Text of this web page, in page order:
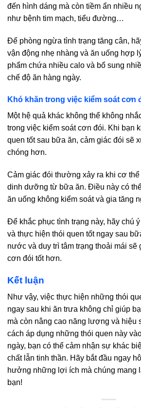
đến hình dáng mà còn tiềm ẩn nhiều
như bệnh tim mạch, tiểu đường…
Để phòng ngừa tình trạng tăng cân,
vận động nhẹ nhàng và ăn uống hợp
phẩm chứa nhiều calo và bổ sung
chế độ ăn hàng ngày.
Khó khăn trong việc kiểm soát cơn
Một hệ quả khác không thể không
trong việc kiểm soát cơn đói. Khi bạn
quen tốt sau bữa ăn, cảm giác đói sẽ
chóng hơn.
Cảm giác đói thường xảy ra khi cơ thể
dinh dưỡng từ bữa ăn. Điều này có
ăn uống không kiểm soát và gia tăng
Để khắc phục tình trạng này, hãy chú
và thực hiện thói quen tốt ngay sau
nước và duy trì tâm trạng thoải mái sẽ
cơn đói tốt hơn.
Kết luận
Như vậy, việc thực hiện những thói
ngay sau khi ăn trưa không chỉ giúp
mà còn nâng cao năng lượng và hiệu
cách áp dụng những thói quen này
ngày, bạn có thể cảm nhận sự khác
chất lẫn tinh thần. Hãy bắt đầu ngay
hưởng những lợi ích mà chúng mang
bạn!